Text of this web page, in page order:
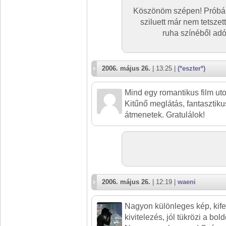
Köszönöm szépen!
sziluett már nem
ruha színéből
2006. május 26. | 13:25 | (*eszter*)
Mind egy romantikus film
Kitűnő meglátás,
átmenetek. Gratulálok!
2006. május 26. | 12:19 | waeni
Nagyon különleges kép,
kivitelezés, jól tükrözi a